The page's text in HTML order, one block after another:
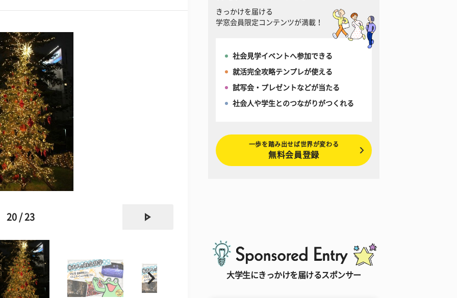
20 / 23
きっかけを届ける
学窓会員限定コンテンツが満載！
社会見学イベントへ参加できる
就活完全攻略テンプレが使える
試写会・プレゼントなどが当たる
社会人や学生とのつながりがつくれる
一歩を踏み出せば世界が変わる
無料会員登録
大学生にきっかけを届けるスポンサー